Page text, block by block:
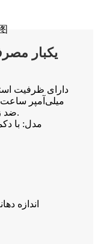
یکبار مصرف همه
میلی‌آمپر
ضد زنگ ۳۱۶ لیتر است که بسیار ایمن است.
۲ مدل: با
اندازه دهانه ورودی: ۴